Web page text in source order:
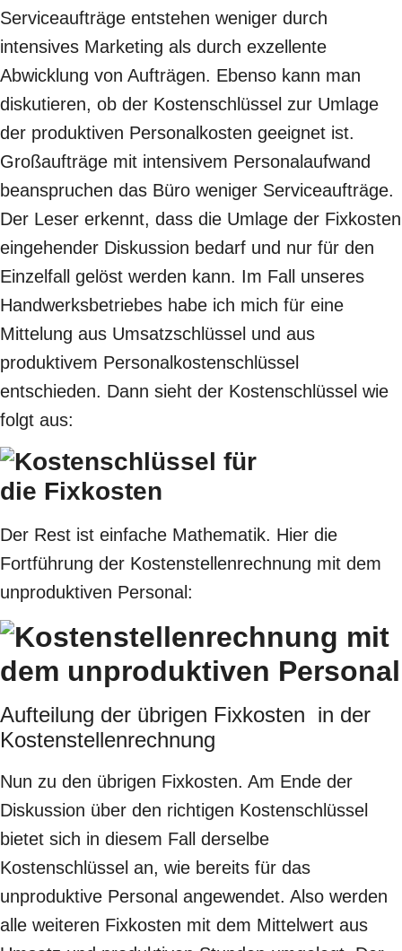
Serviceaufträge entstehen weniger durch
intensives Marketing als durch exzellente
Abwicklung von Aufträgen. Ebenso kann man
diskutieren, ob der Kostenschlüssel zur Umlage
der produktiven Personalkosten geeignet ist.
Großaufträge mit intensivem Personalaufwand
beanspruchen das Büro weniger Serviceaufträge.
Der Leser erkennt, dass die Umlage der Fixkosten
eingehender Diskussion bedarf und nur für den
Einzelfall gelöst werden kann. Im Fall unseres
Handwerksbetriebes habe ich mich für eine
Mittelung aus Umsatzschlüssel und aus
produktivem Personalkostenschlüssel
entschieden. Dann sieht der Kostenschlüssel wie
folgt aus:
Der Rest ist einfache Mathematik. Hier die
Fortführung der Kostenstellenrechnung mit dem
unproduktiven Personal:
Aufteilung der übrigen Fixkosten in der
Kostenstellenrechnung
Nun zu den übrigen Fixkosten. Am Ende der
Diskussion über den richtigen Kostenschlüssel
bietet sich in diesem Fall derselbe
Kostenschlüssel an, wie bereits für das
unproduktive Personal angewendet. Also werden
alle weiteren Fixkosten mit dem Mittelwert aus